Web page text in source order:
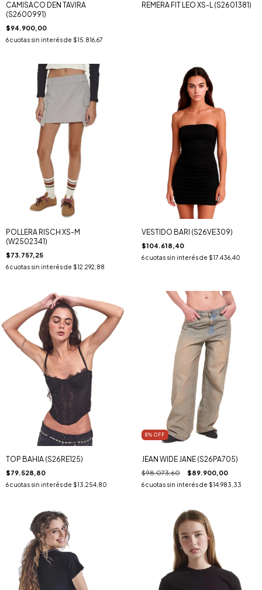
CAMISACO DEN TAVIRA
(S2600991)
$94.900,00
6cuotas sin interés de $15.816,67
REMERA FIT LEO XS-L (S2601381)
POLLERA RISCH XS-M
(W2502341)
$73.757,25
6cuotas sin interés de $12.292,88
VESTIDO BARI (S26VE309)
$104.618,40
6 cuotas sin interés de $17.436,40
TOP BAHIA (S26RE125)
$79.528,80
6cuotas sin interés de $13.254,80
8% OFF
JEAN WIDE JANE (S26PA705)
$98.073,60 $89.900,00
6 cuotas sin interés de $14.983,33